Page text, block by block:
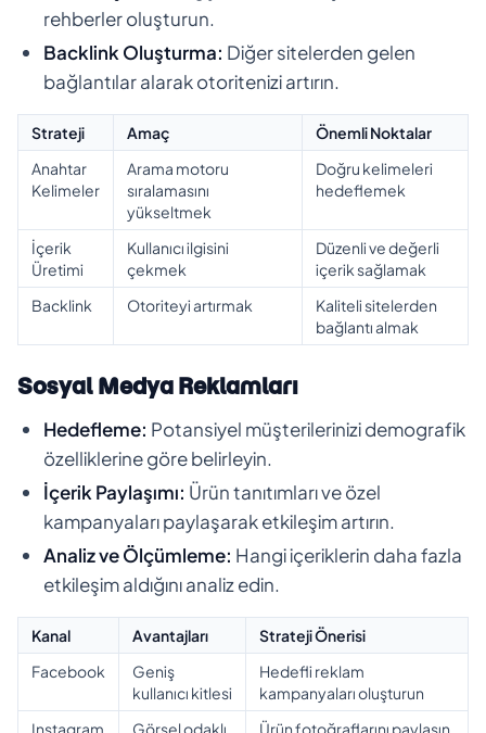
rehberler oluşturun.
Backlink Oluşturma: Diğer sitelerden gelen
bağlantılar alarak otoritenizi artırın.
Strateji Amaç
Önemli Noktalar
Anahtar
Kelimeler
Arama motoru
sıralamasını
yükseltmek
Doğru kelimeleri
hedeflemek
İçerik
Üretimi
Kullanıcı ilgisini
çekmek
Düzenli ve değerli
içerik sağlamak
Backlink
Otoriteyi artırmak
Kaliteli sitelerden
bağlantı almak
Sosyal Medya Reklamları
Hedefleme: Potansiyel müşterilerinizi demografik
özelliklerine göre belirleyin.
İçerik Paylaşımı: Ürün tanıtımları ve özel
kampanyaları paylaşarak etkileşim artırın.
Analiz ve Ölçümleme: Hangi içeriklerin daha fazla
etkileşim aldığını analiz edin.
Kanal Avantajları
Strateji Önerisi
Facebook
Geniş
kullanıcı kitlesi
Hedefli reklam
kampanyaları oluşturun
Instagram
Görsel odaklı
Ürün fotoğraflarını paylaşın